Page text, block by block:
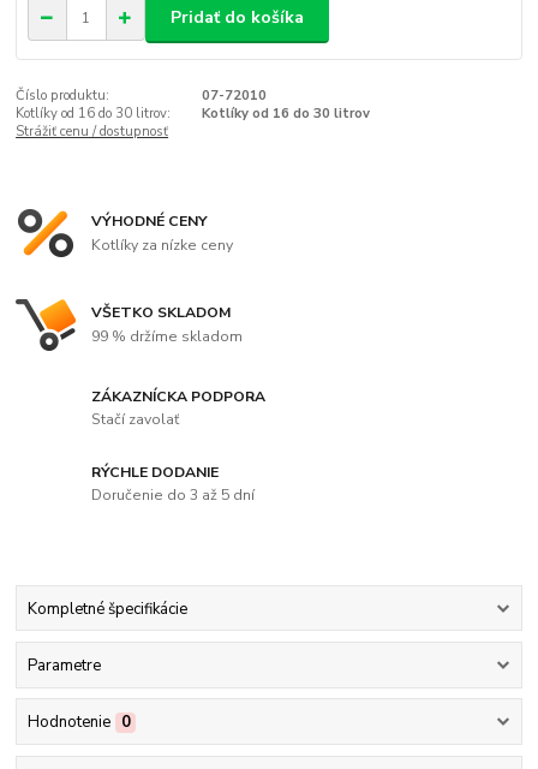
Pridať do košíka
Číslo produktu:
07-72010
Kotlíky od 16 do 30 litrov:
Kotlíky od 16 do 30 litrov
Strážiť cenu / dostupnosť
VÝHODNÉ CENY
Kotlíky za nízke ceny
VŠETKO SKLADOM
99 % držíme skladom
ZÁKAZNÍCKA PODPORA
Stačí zavolať
RÝCHLE DODANIE
Doručenie do 3 až 5 dní
Kompletné špecifikácie
Parametre
Hodnotenie 0